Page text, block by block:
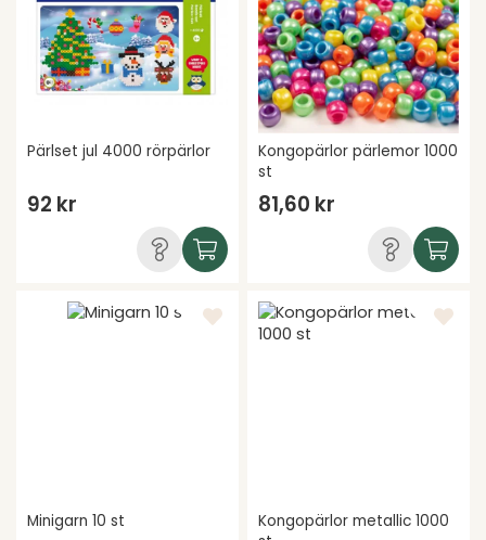
Pärlset jul 4000 rörpärlor
92 kr
Kongopärlor pärlemor 1000
st
81,60 kr
Minigarn 10 st
Kongopärlor metallic 1000